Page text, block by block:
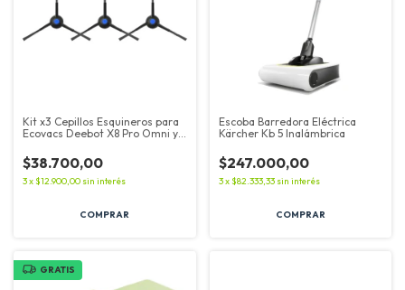
Kit x3 Cepillos Esquineros para
Ecovacs Deebot X8 Pro Omni y
$38.700,00
3x$12.900,00 sin interés
Escoba Barredora Eléctrica
Kärcher Kb 5 Inalámbrica
$247.000,00
3x$82.333,33 sin interés
GRATIS